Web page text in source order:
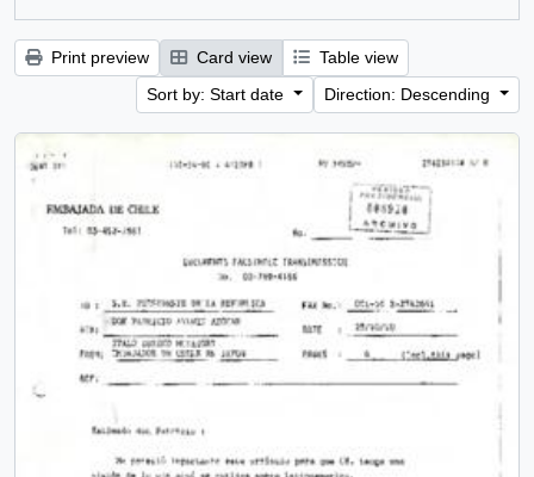
Print preview Card view
Table view
Sort by: Start date
Direction: Descending